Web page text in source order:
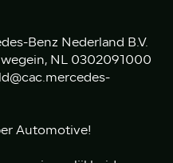
Benz Nederland B.V.
NL 0302091000
Automotive!